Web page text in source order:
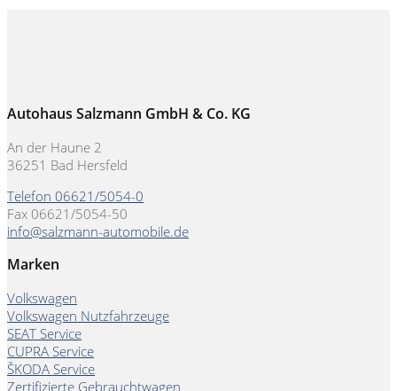
Autohaus Salzmann GmbH & Co. KG
An der Haune 2
36251 Bad Hersfeld
Telefon 06621/5054-0
Fax 06621/5054-50
info@salzmann-automobile.de
Marken
Volkswagen
Volkswagen Nutzfahrzeuge
SEAT Service
CUPRA Service
ŠKODA Service
Zertifizierte Gebrauchtwagen